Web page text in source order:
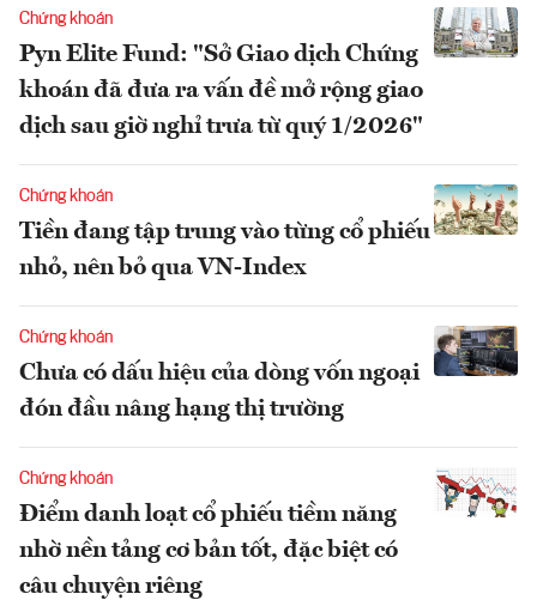
Chứng khoán
Pyn Elite Fund: "Sở Giao dịch Chứng
khoán đã đưa ra vấn đề mở rộng giao
dịch sau giờ nghỉ trưa từ quý 1/2026"
Chứng khoán
Tiền đang tập trung vào từng cổ phiếu
nhỏ, nên bỏ qua VN-Index
Chứng khoán
Chưa có dấu hiệu của dòng vốn ngoại
đón đầu nâng hạng thị trường
Chứng khoán
Điểm danh loạt cổ phiếu tiềm năng
nhờ nền tảng cơ bản tốt, đặc biệt có
câu chuyện riêng